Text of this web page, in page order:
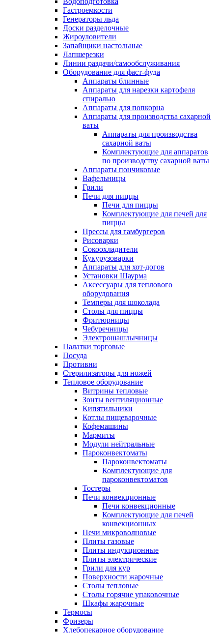
Гастроемкости
Генераторы льда
Доски разделочные
Жироуловители
Запайщики настольные
Лапшерезки
Линии раздачи/самообслуживания
Оборудование для фаст-фуда
Аппараты блинные
Аппараты для нарезки картофеля
спиралью
Аппараты для попкорна
Аппараты для производства сахарной
ваты
Аппараты для производства
сахарной ваты
Комплектующие для аппаратов
по производству сахарной ваты
Аппараты пончиковые
Вафельницы
Грили
Печи для пиццы
Печи для пиццы
Комплектующие для печей для
пиццы
Прессы для гамбургеров
Рисоварки
Сокоохладители
Кукурузоварки
Аппараты для хот-догов
Установки Шаурма
Аксессуары для теплового
оборудования
Темперы для шоколада
Столы для пиццы
Фритюрницы
Чебуречницы
Электрошашлычницы
Палатки торговые
Посуда
Противни
Стерилизаторы для ножей
Тепловое оборудование
Витрины тепловые
Зонты вентиляционные
Кипятильники
Котлы пищеварочные
Кофемашины
Мармиты
Модули нейтральные
Пароконвектоматы
Пароконвектоматы
Комплектующие для
пароконвектоматов
Тостеры
Печи конвекционные
Печи конвекционные
Комплектующие для печей
конвекционных
Печи микроволновые
Плиты газовые
Плиты индукционные
Плиты электрические
Грили для кур
Поверхности жарочные
Столы тепловые
Столы горячие упаковочные
Шкафы жарочные
Термосы
Фризеры
Хлебопекарное оборудование